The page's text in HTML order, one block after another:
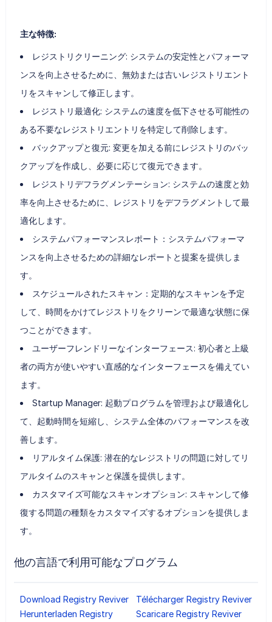
主な特徴:
レジストリクリーニング: システムの安定性とパフォーマ
ンスを向上させるために、無効または古いレジストリエント
リをスキャンして修正します。
レジストリ最適化: システムの速度を低下させる可能性の
ある不要なレジストリエントリを特定して削除します。
バックアップと復元: 変更を加える前にレジストリのバッ
クアップを作成し、必要に応じて復元できます。
レジストリデフラグメンテーション: システムの速度と効
率を向上させるために、レジストリをデフラグメントして最
適化します。
システムパフォーマンスレポート：システムパフォーマ
ンスを向上させるための詳細なレポートと提案を提供しま
す。
スケジュールされたスキャン：定期的なスキャンを予定
して、時間をかけてレジストリをクリーンで最適な状態に保
つことができます。
ユーザーフレンドリーなインターフェース: 初心者と上級
者の両方が使いやすい直感的なインターフェースを備えてい
ます。
Startup Manager: 起動プログラムを管理および最適化し
て、起動時間を短縮し、システム全体のパフォーマンスを改
善します。
リアルタイム保護: 潜在的なレジストリの問題に対してリ
アルタイムのスキャンと保護を提供します。
カスタマイズ可能なスキャンオプション: スキャンして修
復する問題の種類をカスタマイズするオプションを提供しま
す。
他の言語で利用可能なプログラム
Download Registry Reviver
Télécharger Registry Reviver
Herunterladen Registry
Scaricare Registry Reviver